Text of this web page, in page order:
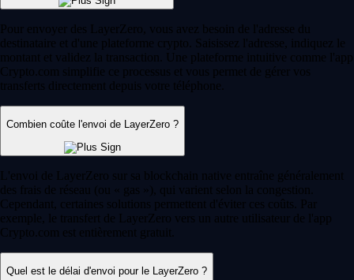
Pour envoyer des LayerZero, vous avez besoin de l'adresse du
destinataire et d'une plateforme crypto. Saisissez l'adresse, indiquez le
montant et validez la transaction. Une plateforme intuitive comme l'app
Crypto.com simplifie ce processus et vous permet de gérer vos
transferts directement depuis votre téléphone.
Combien coûte l'envoi de LayerZero ?
L'envoi de LayerZero sur sa blockchain native entraîne généralement
des frais de réseau (ou « gas »), qui varient selon la congestion.
Cependant, certaines solutions permettent d'éviter ces coûts. Par
exemple, le transfert de LayerZero vers un autre utilisateur de l'app
Crypto.com est entièrement gratuit.
Quel est le délai d'envoi pour le LayerZero ?